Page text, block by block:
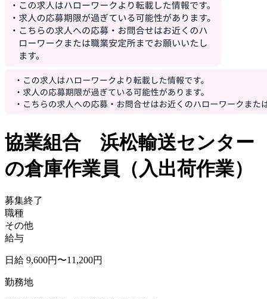
協業組合 浜松輸送センター
の倉庫作業員（入出荷作業）
募集終了
職種
その他
給与
日給 9,600円〜11,200円
勤務地